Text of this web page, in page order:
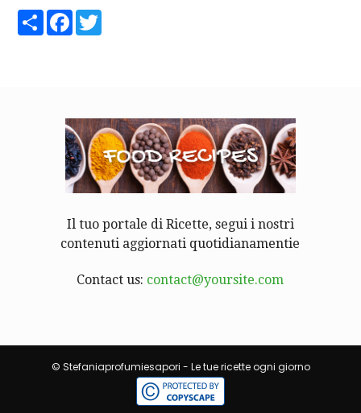
ShareFacebook
Il tuo portale di Ricette, segui i nostri
contenuti aggiornati quotidianamentie
Contact us: contact@yoursite.com
© Stefaniaprofumiesapori - Le tue ricette ogni giorno